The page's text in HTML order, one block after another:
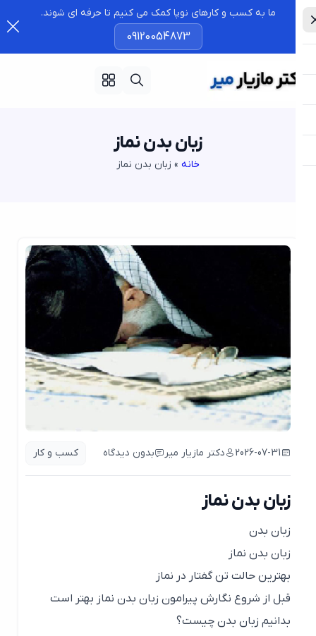
ما به کسب و کارهای نوپا کمک می کنیم تا حرفه ای شوند.
09120054873
زبان بدن نماز
»زبان بدن نماز
2026-07-31 دکتر مازیار میر بدون دیدگاه کسب و کار
زبان بدن نماز
زبان بدن
زبان بدن نماز
بهترین حالت تن گفتار در نماز
قبل از شروع نگارش پیرامون زبان بدن نماز بهتر است
بدانیم زبان بدن چیست؟